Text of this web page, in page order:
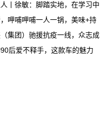
丨徐敏：脚踏实地，在学习中
呷哺呷哺一人一锅，美味+持
集团）驰援抗疫一线，众志成
后爱不释手，这款车的魅力